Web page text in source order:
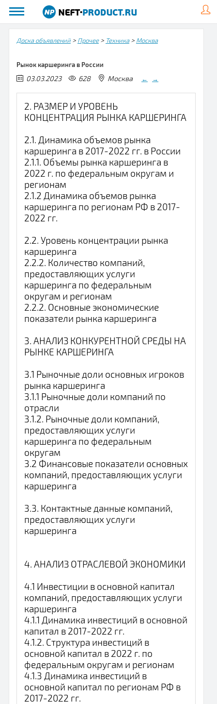
Доска объявлений> Прочее> Техника> Москва
Рынок каршеринга в России
03.03.2023 628 Москва ← →
2. РАЗМЕР И УРОВЕНЬ
КОНЦЕНТРАЦИЯ РЫНКА КАРШЕРИНГА
2.1. Динамика объемов рынка
каршеринга в 2017-2022 гг. в России
2.1.1. Объемы рынка каршеринга в
2022 г. по федеральным округам и
регионам
2.1.2 Динамика объемов рынка
каршеринга по регионам РФ в 2017-
2022 гг.
2.2. Уровень концентрации рынка
каршеринга
2.2.2. Количество компаний,
предоставляющих услуги
каршеринга по федеральным
округам и регионам
2.2.2. Основные экономические
показатели рынка каршеринга
3. АНАЛИЗ КОНКУРЕНТНОЙ СРЕДЫ НА
РЫНКЕ КАРШЕРИНГА
3.1 Рыночные доли основных игроков
рынка каршеринга
3.1.1 Рыночные доли компаний по
отрасли
3.1.2. Рыночные доли компаний,
предоставляющих услуги
каршеринга по федеральным
округам
3.2 Финансовые показатели основных
компаний, предоставляющих услуги
каршеринга
3.3. Контактные данные компаний,
предоставляющих услуги
каршеринга
4. АНАЛИЗ ОТРАСЛЕВОЙ ЭКОНОМИКИ
4.1 Инвестиции в основной капитал
компаний, предоставляющих услуги
каршеринга
4.1.1 Динамика инвестиций в основной
капитал в 2017-2022 гг.
4.1.2. Структура инвестиций в
основной капитал в 2022 г. по
федеральным округам и регионам
4.1.3 Динамика инвестиций в
основной капитал по регионам РФ в
2017-2022 гг.